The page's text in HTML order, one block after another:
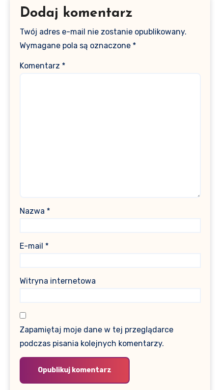
Dodaj komentarz
Twój adres e-mail nie zostanie opublikowany.
Wymagane pola są oznaczone *
Komentarz *
Nazwa *
E-mail *
Witryna internetowa
Zapamiętaj moje dane w tej przeglądarce
podczas pisania kolejnych komentarzy.